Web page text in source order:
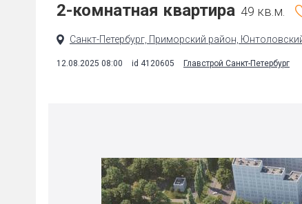
2-комнатная квартира 49 кв.м.
Санкт-Петербург, Приморский район,
12.08.2025 08:00 id 4120605 Главстрой Санкт-Петербург